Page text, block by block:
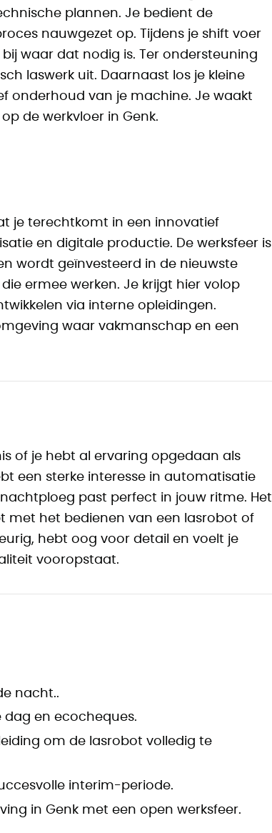
plannen. Je bedient de
nauwgezet op. Tijdens je shift voer
waar dat nodig is. Ter ondersteuning
laswerk uit. Daarnaast los je kleine
onderhoud van je machine. Je waakt
de werkvloer in Genk.
je terechtkomt in een innovatief
en digitale productie. De werksfeer is
wordt geïnvesteerd in de nieuwste
ermee werken. Je krijgt hier volop
via interne opleidingen.
waar vakmanschap en een
of je hebt al ervaring opgedaan als
een sterke interesse in automatisatie
past perfect in jouw ritme. Het
met het bedienen van een lasrobot of
hebt oog voor detail en voelt je
vooropstaat.
nacht..
dag en ecocheques.
om de lasrobot volledig te
interim-periode.
in Genk met een open werksfeer.